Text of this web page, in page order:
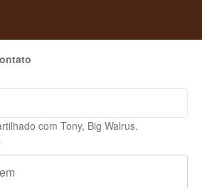
com Tony, Big Walrus.